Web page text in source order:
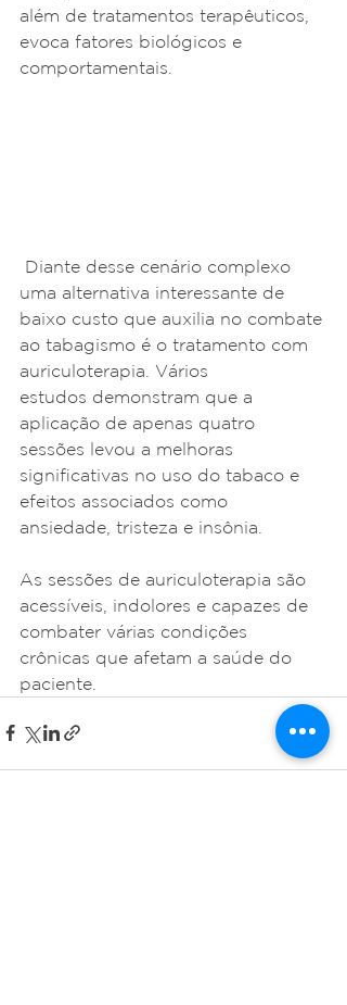
além de tratamentos terapêuticos,
evoca fatores biológicos e
comportamentais.
uma alternativa interessante de
baixo custo que auxilia no combate
ao tabagismo é o tratamento com
auriculoterapia. Vários
estudos demonstram que a
aplicação de apenas quatro
sessões levou a melhoras
significativas no uso do tabaco e
efeitos associados como
ansiedade, tristeza e insônia.
As sessões de auriculoterapia são
acessíveis, indolores e capazes de
combater várias condições
crônicas que afetam a saúde do
paciente.